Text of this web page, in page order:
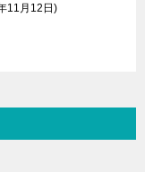
11月12日